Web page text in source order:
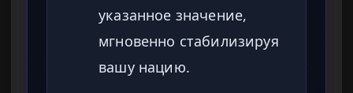
указанное значение,
мгновенно стабилизируя
вашу нацию.